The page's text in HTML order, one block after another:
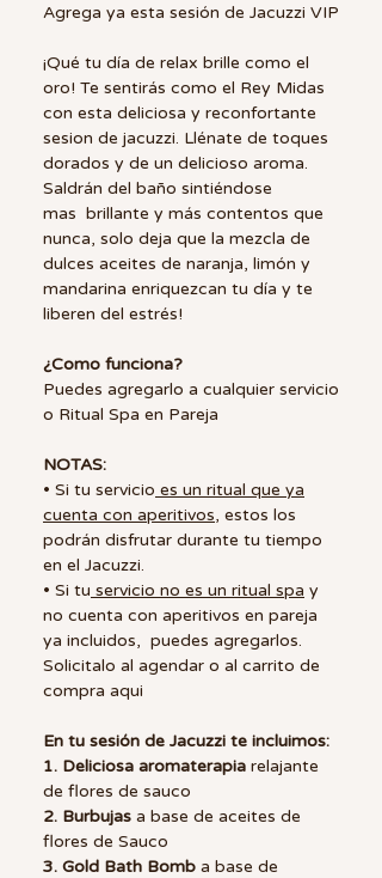
Agrega ya esta sesión de Jacuzzi VIP
¡Qué tu día de relax brille como el
oro! Te sentirás como el Rey Midas
con esta deliciosa y reconfortante
sesion de jacuzzi. Llénate de toques
dorados y de un delicioso aroma.
Saldrán del baño sintiéndose
mas brillante y más contentos que
nunca, solo deja que la mezcla de
dulces aceites de naranja, limón y
mandarina enriquezcan tu día y te
liberen del estrés!
¿Como funciona?
Puedes agregarlo a cualquier servicio
o Ritual Spa en Pareja
NOTAS:
• Si tu servicio es un ritual que ya
cuenta con aperitivos, estos los
podrán disfrutar durante tu tiempo
en el Jacuzzi.
• Si tu servicio no es un ritual spa y
no cuenta con aperitivos en pareja
ya incluidos, puedes agregarlos.
Solicitalo al agendar o al carrito de
compra aqui
En tu sesión de Jacuzzi te incluimos:
1. Deliciosa aromaterapia relajante
de flores de sauco
2. Burbujas a base de aceites de
flores de Sauco
3. Gold Bath Bomb a base de